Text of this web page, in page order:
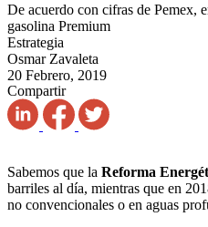
De acuerdo con cifras de Pemex,
gasolina Premium
Estrategia
Osmar Zavaleta
20 Febrero, 2019
Compartir
Sabemos que la Reforma
barriles al día, mientras que en
no convencionales o en aguas